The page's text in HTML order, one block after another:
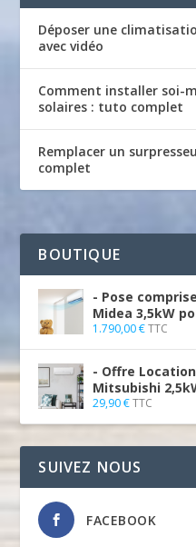
Déposer une
avec vidéo
Comment installer soi-
solaires : tuto complet
Remplacer un
complet
BOUTIQUE
- Pose
Midea 3,5kW
1.790,00€ TTC
- Offre
Mitsubishi
29,90€ TTC
SUIVEZ NOUS
FACEBOOK